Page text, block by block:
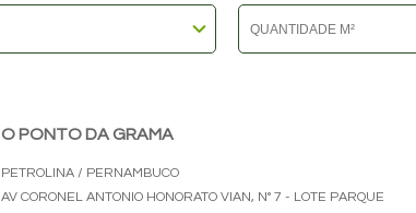
O PONTO DA GRAMA
PETROLINA / PERNAMBUCO
AV CORONEL ANTONIO HONORATO VIAN, N° 7 - LOTE PARQUE